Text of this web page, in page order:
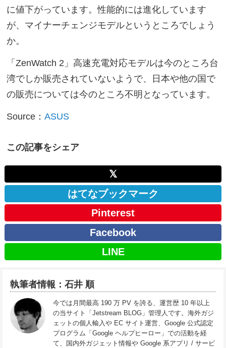
に値下がっています。性能的には進化しています
が、マイナーチェンジモデルというところでしょう
か。
「ZenWatch 2」高速充電対応モデルは今のところ台
湾でしか販売されていないようで、日本や他の国で
の販売については今のところ不明となっています。
Source：ASUS
この記事をシェア
𝕏
はてなブックマーク
Pinterest
Facebook
LINE
執筆者情報：石井 順
今では月間最高 190 万 PV を誇る、運営歴 10 年以上
の当サイト「Jetstream BLOG」管理人です。海外ガジ
ェットの個人輸入や EC サイト運営、Google 公式認定
プログラム「Google ヘルプヒーロー」での活動を経
て、国内外ガジェット情報や Google 系アプリ / サービ